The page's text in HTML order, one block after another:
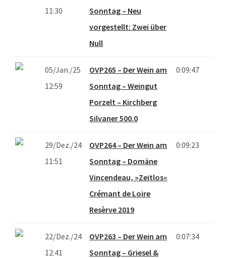
11:30
Sonntag – Neu
vorgestellt: Zwei über
Null
05/Jan./25
12:59
OVP265 – Der Wein am
Sonntag – Weingut
Porzelt – Kirchberg
Silvaner 500.0
0:09:47
29/Dez./24
11:51
OVP264 – Der Wein am
Sonntag – Domäne
Vincendeau, »Zeitlos«
Crémant de Loire
Resèrve 2019
0:09:23
22/Dez./24
12:41
OVP263 – Der Wein am
Sonntag – Griesel &
0:07:34